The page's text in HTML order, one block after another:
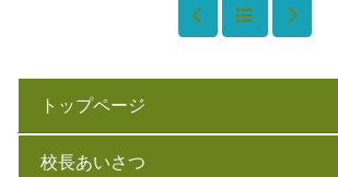
トップページ
校長あいさつ